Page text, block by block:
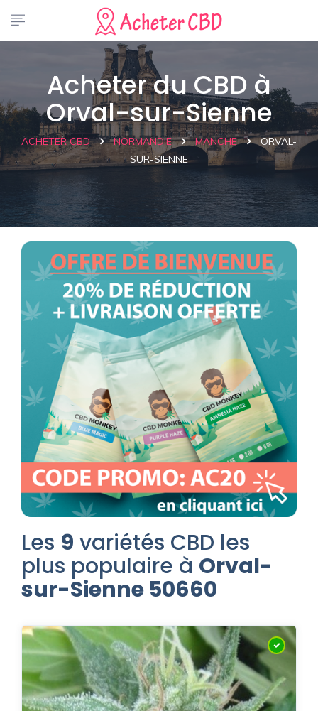
Acheter du CBD à
Orval-sur-Sienne
ACHETER CBD NORMANDIE MANCHE
ORVAL-
SUR-SIENNE
Les 9 variétés CBD les
plus populaire à Orval-
sur-Sienne 50660